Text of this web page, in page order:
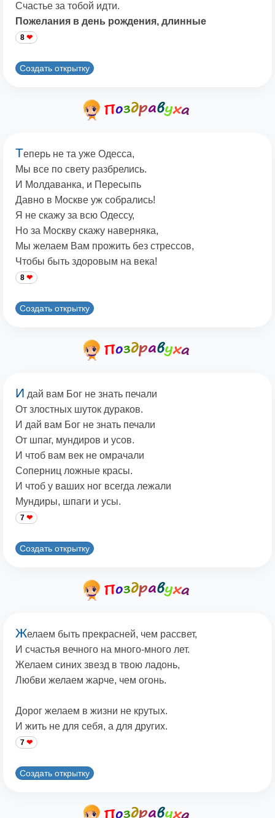
Счастье за тобой идти.
Пожелания в день рождения, длинные
8
Создать открытку
Теперь не та уже Одесса,
Мы все по свету разбрелись.
И Молдаванка, и Пересыпь
Давно в Москве уж собрались!
Я не скажу за всю Одессу,
Но за Москву скажу наверняка,
Мы желаем Вам прожить без стрессов,
Чтобы быть здоровым на века!
8
Создать открытку
И дай вам Бог не знать печали
От злостных шуток дураков.
И дай вам Бог не знать печали
От шпаг, мундиров и усов.
И чтоб вам век не омрачали
Соперниц ложные красы.
И чтоб у ваших ног всегда лежали
Мундиры, шпаги и усы.
7
Создать открытку
Желаем быть прекрасней, чем рассвет,
И счастья вечного на много-много лет.
Желаем синих звезд в твою ладонь,
Любви желаем жарче, чем огонь.
Дорог желаем в жизни не крутых.
И жить не для себя, а для других.
7
Создать открытку